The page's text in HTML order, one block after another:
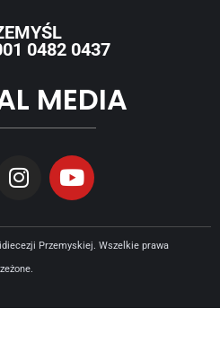
0482 0437
MEDIA
Przemyskiej. Wszelkie prawa